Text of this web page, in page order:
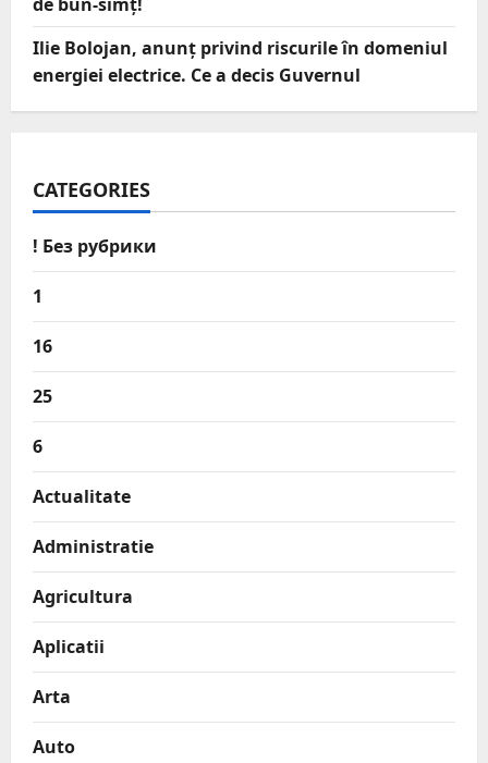
Ilie Bolojan, anunț privind riscurile în domeniul
energiei electrice. Ce a decis Guvernul
CATEGORIES
! Без рубрики
1
16
25
6
Actualitate
Administratie
Agricultura
Aplicatii
Arta
Auto